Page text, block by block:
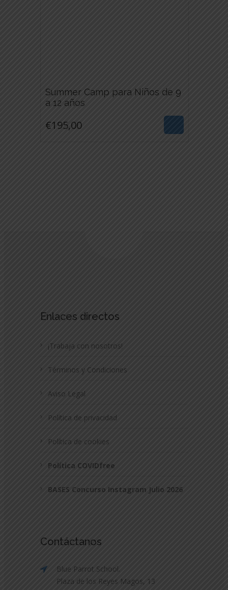
Summer Camp para Niños de 9
a 12 años
€195,00ESTE
€195,00
Enlaces directos
¡Trabaja con nosotros!
Términos y Condiciones
Aviso Legal
Política de privacidad
Política de cookies
Política COVIDfree
BASES Concurso Instagram Julio 2026
Contáctanos
Blue Parrot School.
Plaza de los Reyes Magos, 13